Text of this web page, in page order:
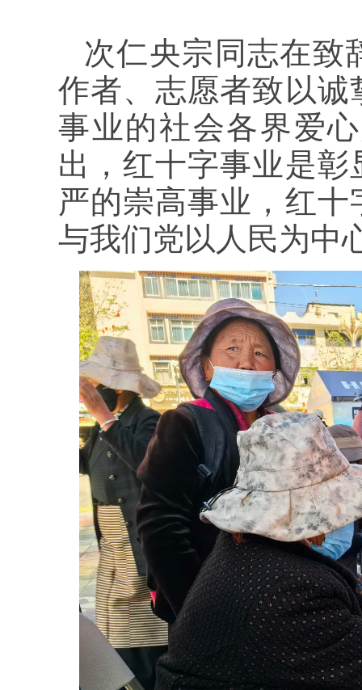
次仁央宗同志在致
作者、志愿者致以
事业的社会各界爱
出，红十字事业是
严的崇高事业，红
与我们党以人民为中